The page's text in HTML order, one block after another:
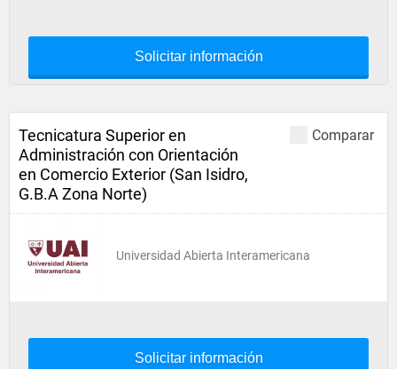
Solicitar información
Comparar
Tecnicatura Superior en
Administración con Orientación
en Comercio Exterior (San Isidro,
G.B.A Zona Norte)
Universidad Abierta Interamericana
Solicitar información